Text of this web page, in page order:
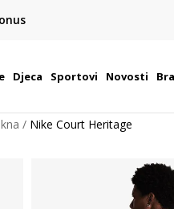
u Hrvatskoj
Djeca Sportovi Novosti
Nike Court Heritage